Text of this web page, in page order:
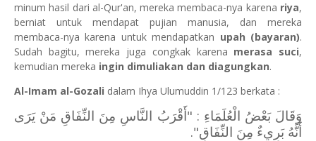
minum hasil dari al-Qur'an, mereka membaca-nya karena riya,
berniat untuk mendapat pujian manusia, dan mereka
membaca-nya karena untuk mendapatkan upah (bayaran).
Sudah bagitu, mereka juga congkak karena merasa suci,
kemudian mereka ingin dimuliakan dan diagungkan.
Al-Imam al-Gozali dalam Ihya Ulumuddin 1/123 berkata :
وَقَالَ بَعْضُ الْعُلَمَاءِ : "أَقْرَبُ النَّاسِ مِنَ النِّفَاقِ مَنْ يَرَى
أَنَّهُ بَرِيءٌ مِنَ النِّفَاقِ".